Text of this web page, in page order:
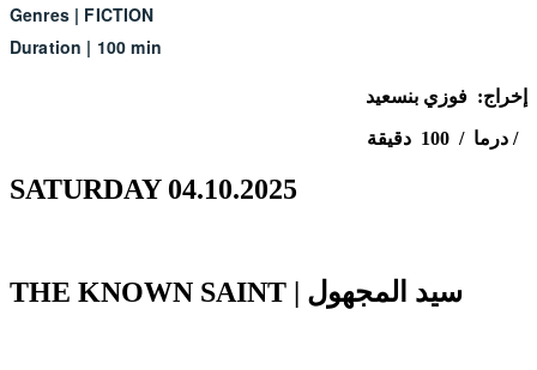
Genres| FICTION
Duration | 100 min
إخراج: فوزي بنسعيد
درما / 100 دقيقة /
SATURDAY 04.10.2025
THE KNOWN SAINT | سيد المجهول